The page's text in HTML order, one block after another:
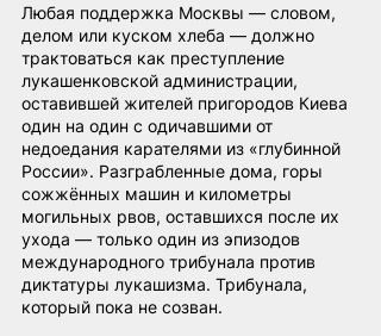
Любая поддержка Москвы — словом,
делом или куском хлеба — должно
трактоваться как преступление
лукашенковской администрации,
оставившей жителей пригородов Киева
один на один с одичавшими от
недоедания карателями из «глубинной
России». Разграбленные дома, горы
сожжённых машин и километры
могильных рвов, оставшихся после их
ухода — только один из эпизодов
международного трибунала против
диктатуры лукашизма. Трибунала,
который пока не созван.